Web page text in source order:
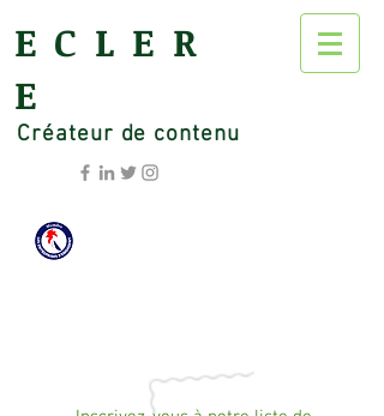
ECLER
E
Créateur de contenu